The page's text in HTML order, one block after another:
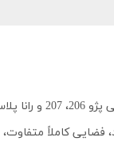
مدل دوماکو با طراحی
کاملاً متفاوت،